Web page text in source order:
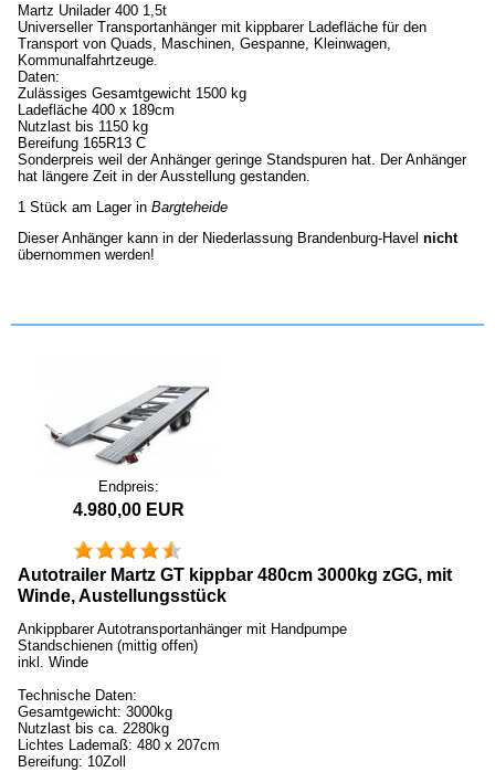
Martz Unilader 400 1,5t
Universeller Transportanhänger mit kippbarer Ladefläche für den
Transport von Quads, Maschinen, Gespanne, Kleinwagen,
Kommunalfahrtzeuge.
Daten:
Zulässiges Gesamtgewicht 1500 kg
Ladefläche 400 x 189cm
Nutzlast bis 1150 kg
Bereifung 165R13 C
Sonderpreis weil der Anhänger geringe Standspuren hat. Der Anhänger
hat längere Zeit in der Ausstellung gestanden.
1 Stück am Lager in Bargteheide
Dieser Anhänger kann in der Niederlassung Brandenburg-Havel nicht
übernommen werden!
Endpreis:
4.980,00 EUR
Autotrailer Martz GT kippbar 480cm 3000kg zGG, mit
Winde, Austellungsstück
Ankippbarer Autotransportanhänger mit Handpumpe
Standschienen (mittig offen)
inkl. Winde
Technische Daten:
Gesamtgewicht: 3000kg
Nutzlast bis ca. 2280kg
Lichtes Lademaß: 480 x 207cm
Bereifung: 10Zoll